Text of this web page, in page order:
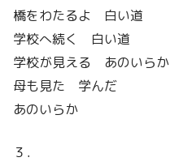
橋をわたるよ 白い道
学校へ続く 白い道
学校が見える あのいらか
母も見た 学んだ
あのいらか
３．